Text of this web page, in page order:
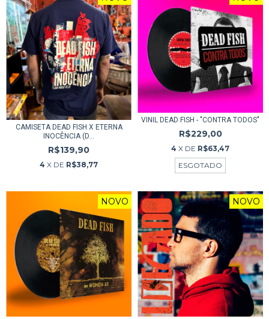
CAMISETA DEAD FISH X ETERNA
INOCÊNCIA (D...
R$139,90
4 X DE R$38,77
VINIL DEAD FISH - "CONTRA TODOS"
R$229,00
4 X DE R$63,47
ESGOTADO
NOVO NOVO